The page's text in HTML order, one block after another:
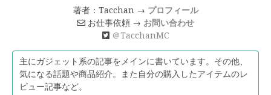
著者：Tacchan → プロフィール
お仕事依頼 → お問い合わせ
＠TacchanMC
主にガジェット系の記事をメインに書いています。その他、
気になる話題や商品紹介。また自分の購入したアイテムのレ
ビュー記事など。